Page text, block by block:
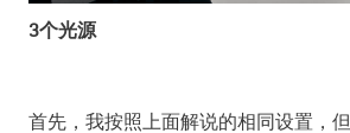
3个光源
首先，我按照上面解说的相同设置，